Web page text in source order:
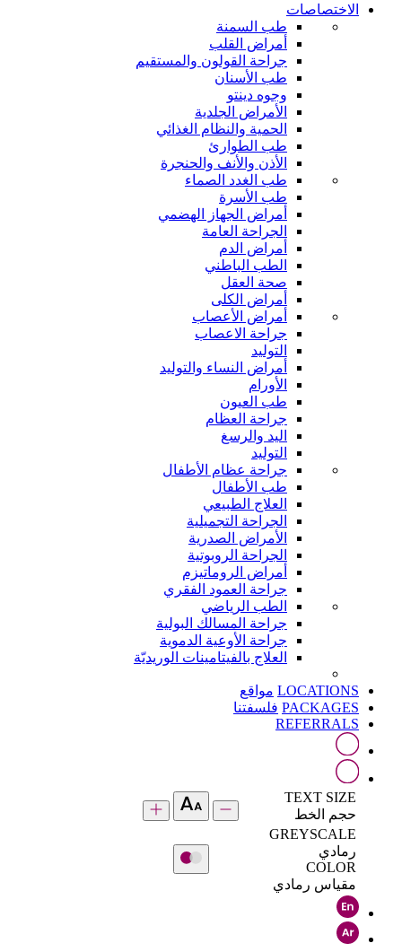
الاختصاصات
طب السمنة
أمراض القلب
جراحة القولون والمستقيم
طب الأسنان
وجوه دينتو
الأمراض الجلدية
الحمية والنظام الغذائي
طب الطوارئ
الأذن والأنف والحنجرة
طب الغدد الصماء
طب الأسرة
أمراض الجهاز الهضمي
الجراحة العامة
أمراض الدم
الطب الباطني
صحة العقل
أمراض الكلى
أمراض الأعصاب
جراحة الاعصاب
التوليد
أمراض النساء والتوليد
الأورام
طب العيون
جراحة العظام
اليد والرسغ
التوليد
جراحة عظام الأطفال
طب الأطفال
العلاج الطبيعي
الجراحة التجميلية
الأمراض الصدرية
الجراحة الروبوتية
أمراض الروماتيزم
جراحة العمود الفقري
الطب الرياضي
جراحة المسالك البولية
جراحة الأوعية الدموية
العلاج بالفيتامينات الوريديّة
LOCATIONS مواقع
PACKAGES فلسفتنا
REFERRALS
TEXT SIZE
حجم الخط
GREYSCALE
رمادي
COLOR
مقياس رمادي